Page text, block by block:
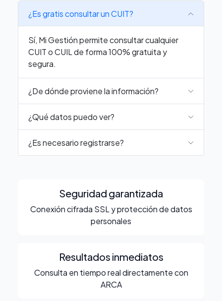
¿Es gratis consultar un CUIT?
Sí, Mi Gestión permite consultar cualquier
CUIT o CUIL de forma 100% gratuita y
segura.
¿De dónde proviene la información?
¿Qué datos puedo ver?
¿Es necesario registrarse?
Seguridad garantizada
Conexión cifrada SSL y protección de datos
personales
Resultados inmediatos
Consulta en tiempo real directamente con
ARCA